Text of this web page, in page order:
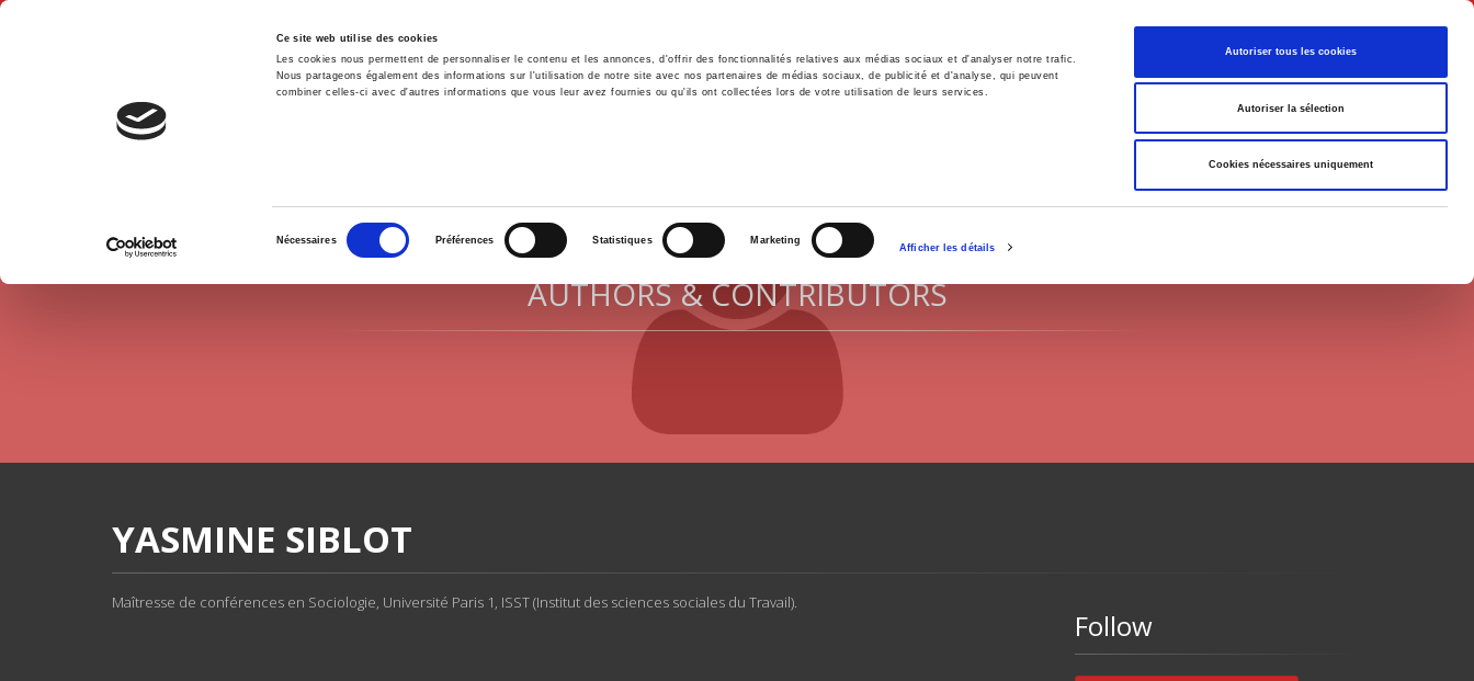
Ce site web utilise des cookies
Les cookies nous permettent de personnaliser le contenu et les annonces, d'offrir des fonctionnalités relatives aux médias sociaux et d'analyser notre trafic.
Nous partageons également des informations sur l'utilisation de notre site avec nos partenaires de médias sociaux, de publicité et d'analyse, qui peuvent
combiner celles-ci avec d'autres informations que vous leur avez fournies ou qu'ils ont collectées lors de votre utilisation de leurs services.
consentement
Nécessaires Préférences Statistiques Marketing
Afficher les détails
Autoriser tous les cookies
Autoriser la sélection
Cookies nécessaires uniquement
English
Home Environment History International Politics
AUTHORS & CONTRIBUTORS
YASMINE SIBLOT
Maîtresse de conférences en Sociologie, Université Paris 1, ISST (Institut des sciences sociales du Travail).
Follow